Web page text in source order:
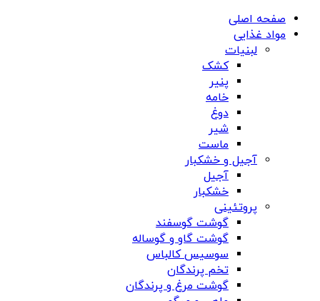
صفحه اصلی
مواد غذایی
لبنیات
کشک
پنیر
خامه
دوغ
شیر
ماست
آجیل و خشکبار
آجیل
خشکبار
پروتئینی
گوشت گوسفند
گوشت گاو و گوساله
سوسیس کالباس
تخم پرندگان
گوشت مرغ و پرندگان